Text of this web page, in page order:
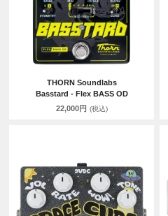
THORN Soundlabs
Basstard - Flex BASS OD
22,000円 (税込)